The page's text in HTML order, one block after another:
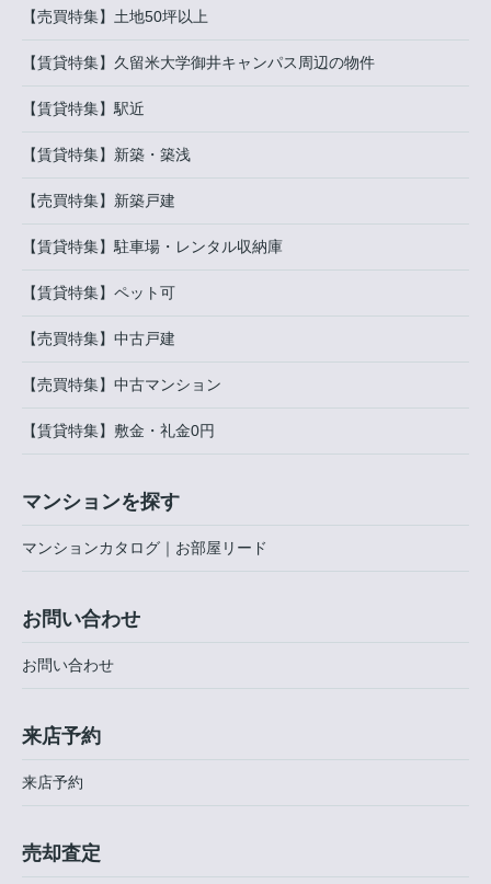
【売買特集】土地50坪以上
【賃貸特集】久留米大学御井キャンパス周辺の物件
【賃貸特集】駅近
【賃貸特集】新築・築浅
【売買特集】新築戸建
【賃貸特集】駐車場・レンタル収納庫
【賃貸特集】ペット可
【売買特集】中古戸建
【売買特集】中古マンション
【賃貸特集】敷金・礼金0円
マンションを探す
マンションカタログ｜お部屋リード
お問い合わせ
お問い合わせ
来店予約
来店予約
売却査定